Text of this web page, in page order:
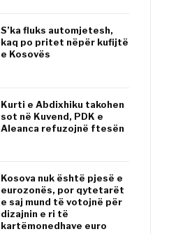
S’ka fluks automjetesh,
kaq po pritet nëpër kufijtë
e Kosovës
Kurti e Abdixhiku takohen
sot në Kuvend, PDK e
Aleanca refuzojnë ftesën
Kosova nuk është pjesë e
eurozonës, por qytetarët
e saj mund të votojnë për
dizajnin e ri të
kartëmonedhave euro